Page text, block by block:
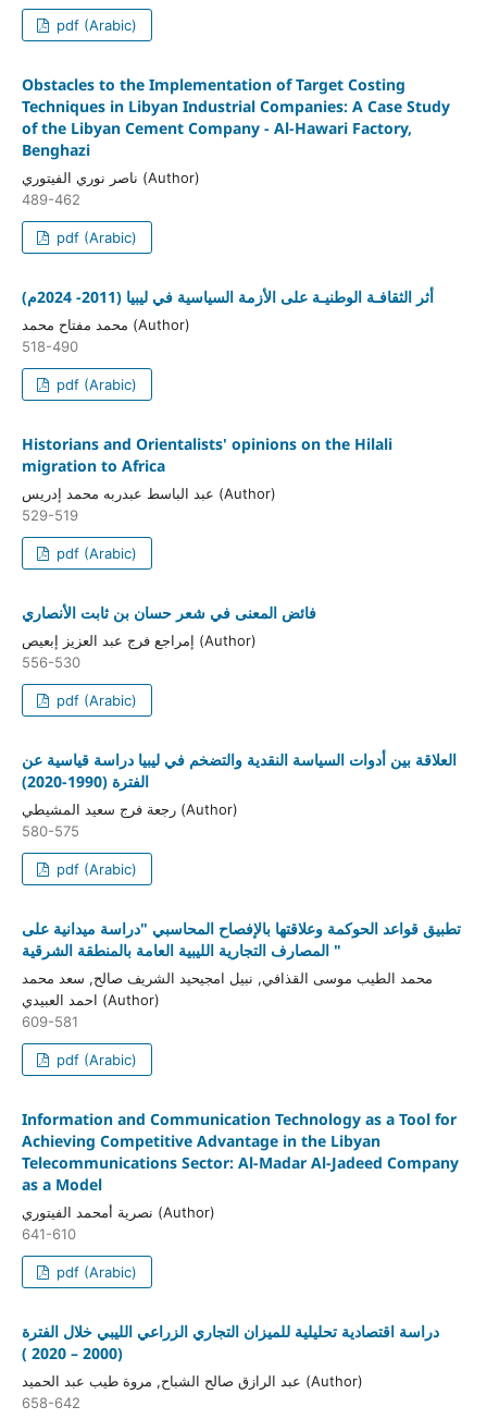
pdf (Arabic)
Obstacles to the Implementation of Target Costing
Techniques in Libyan Industrial Companies: A Case Study
of the Libyan Cement Company - Al-Hawari Factory,
Benghazi
ناصر نوري الفيتوري (Author)
489-462
pdf (Arabic)
أثر الثقافـة الوطنيـة على الأزمة السياسية في ليبيا (2011- 2024م)
محمد مفتاح محمد (Author)
518-490
pdf (Arabic)
Historians and Orientalists' opinions on the Hilali
migration to Africa
عبد الباسط عبدربه محمد إدريس (Author)
529-519
pdf (Arabic)
فائض المعنى في شعر حسان بن ثابت الأنصاري
إمراجع فرج عبد العزيز إبعيص (Author)
556-530
pdf (Arabic)
العلاقة بين أدوات السياسة النقدية والتضخم في ليبيا دراسة قياسية عن
الفترة (1990-2020)
رجعة فرج سعيد المشيطي (Author)
580-575
pdf (Arabic)
تطبيق قواعد الحوكمة وعلاقتها بالإفصاح المحاسبي "دراسة ميدانية على
المصارف التجارية الليبية العامة بالمنطقة الشرقية "
محمد الطيب موسى القذافي, نبيل امجيحيد الشريف صالح, سعد محمد
احمد العبيدي (Author)
609-581
pdf (Arabic)
Information and Communication Technology as a Tool for
Achieving Competitive Advantage in the Libyan
Telecommunications Sector: Al-Madar Al-Jadeed Company
as a Model
نصرية أمحمد الفيتوري (Author)
641-610
pdf (Arabic)
دراسة اقتصادية تحليلية للميزان التجاري الزراعي الليبي خلال الفترة
(2000 – 2020 )
عبد الرازق صالح الشباح, مروة طيب عبد الحميد (Author)
658-642